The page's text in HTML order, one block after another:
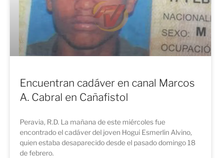
Encuentran cadáver en canal Marcos
A. Cabral en Cañafistol
Peravia, R.D. La mañana de este miércoles fue
encontrado el cadáver del joven Hogui Esmerlin Alvino,
quien estaba desaparecido desde el pasado domingo 18
de febrero.